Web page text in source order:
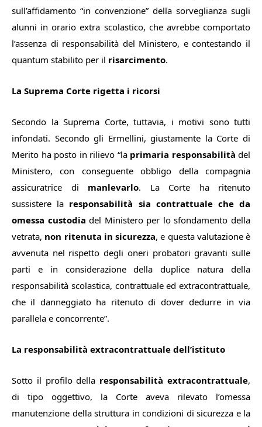
sull’affidamento “in convenzione” della sorveglianza sugli
alunni in orario extra scolastico, che avrebbe comportato
l’assenza di responsabilità del Ministero, e contestando il
quantum stabilito per il risarcimento.
La Suprema Corte rigetta i ricorsi
Secondo la Suprema Corte, tuttavia, i motivi sono tutti
infondati. Secondo gli Ermellini, giustamente la Corte di
Merito ha posto in rilievo “la primaria responsabilità del
Ministero, con conseguente obbligo della compagnia
assicuratrice di manlevarlo. La Corte ha ritenuto
sussistere la responsabilità sia contrattuale che da
omessa custodia del Ministero per lo sfondamento della
vetrata, non ritenuta in sicurezza, e questa valutazione è
avvenuta nel rispetto degli oneri probatori gravanti sulle
parti e in considerazione della duplice natura della
responsabilità scolastica, contrattuale ed extracontrattuale,
che il danneggiato ha ritenuto di dover dedurre in via
parallela e concorrente”.
La responsabilità extracontrattuale dell’istituto
Sotto il profilo della responsabilità extracontrattuale,
di tipo oggettivo, la Corte aveva rilevato l’omessa
manutenzione della struttura in condizioni di sicurezza e la